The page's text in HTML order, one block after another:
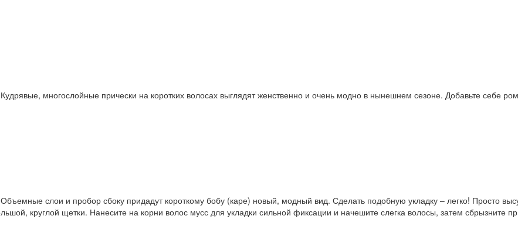
Кудрявые, многослойные прически на коротких волосах выглядят женственно и очень модно в нынешнем сезоне. Добавьте себе
Объемные слои и пробор сбоку придадут короткому бобу (каре) новый, модный вид. Сделать подобную укладку – легко! Просто
круглой щетки. Нанесите на корни волос мусс для укладки сильной фиксации и начешите слегка волосы, затем сбрызните